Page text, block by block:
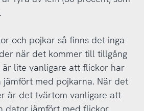
och pojkar så finns det inga
när det kommer till tillgång
lite vanligare att flickor har
jämfört med pojkarna. När det
är det tvärtom vanligare att
dator jämfört med flickor.